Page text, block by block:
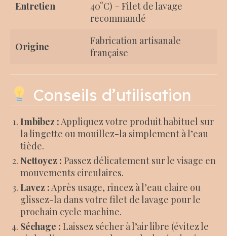
Entretien
40°C) – Filet de lavage
recommandé
Origine
Fabrication artisanale
française
Conseils d’utilisation
Imbibez :Appliquez votre produit habituel sur
la lingette ou mouillez-la simplement à l’eau
tiède.
Nettoyez : Passez délicatement sur le visage en
mouvements circulaires.
Lavez :Après usage, rincez à l’eau claire ou
glissez-la dans votre filet de lavage pour le
prochain cycle machine.
Séchage : Laissez sécher à l’air libre (évitez le